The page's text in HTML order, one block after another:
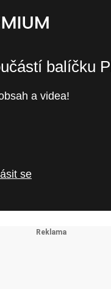
balíčku
a videa!
se